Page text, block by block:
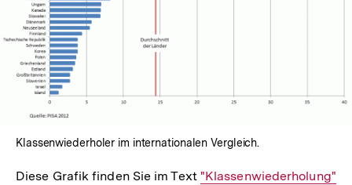
Klassenwiederholer im internationalen Vergleich.
Diese Grafik finden Sie im Text Interner
"Klassenwiederholung"